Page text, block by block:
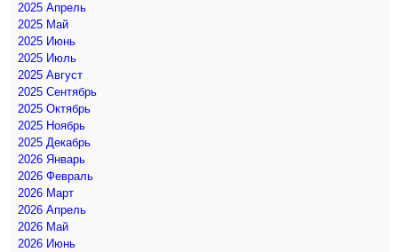
2025 Апрель
2025 Май
2025 Июнь
2025 Июль
2025 Август
2025 Сентябрь
2025 Октябрь
2025 Ноябрь
2025 Декабрь
2026 Январь
2026 Февраль
2026 Март
2026 Апрель
2026 Май
2026 Июнь